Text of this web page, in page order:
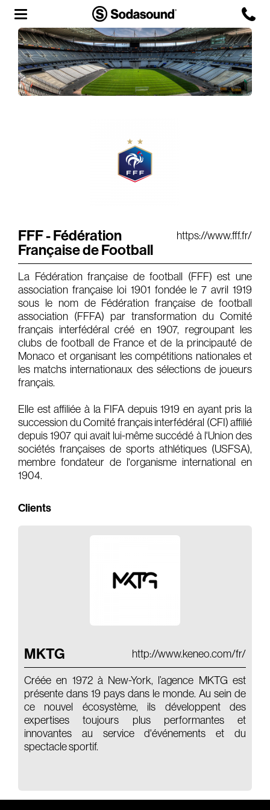
Agency
Team
Gears & Instruments
Music
Recording
Mixing
Mastering
Producing
Music
Artists
Audiovisual
Music Supervising
Composing
Brands
https://www.fff.fr/
FFF - Fédération
Française de Football
La Fédération française de football (FFF) est une
association française loi 1901 fondée le 7 avril 1919
sous le nom de Fédération française de football
association (FFFA) par transformation du Comité
français interfédéral créé en 1907, regroupant les
clubs de football de France et de la principauté de
Monaco et organisant les compétitions nationales et
les matchs internationaux des sélections de joueurs
français.
Elle est affiliée à la FIFA depuis 1919 en ayant pris la
succession du Comité français interfédéral (CFI) affilié
depuis 1907 qui avait lui-même succédé à l'Union des
sociétés françaises de sports athlétiques (USFSA),
membre fondateur de l'organisme international en
1904.
Clients
http://www.keneo.com/fr/
MKTG
Créée en 1972 à New-York, l’agence MKTG est
présente dans 19 pays dans le monde. Au sein de
ce nouvel écosystème, ils développent des
expertises toujours plus performantes et
innovantes au service d'événements et du
spectacle sportif.